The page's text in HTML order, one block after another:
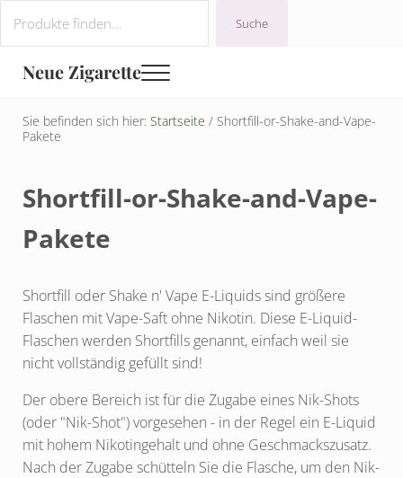
Suche
Neue Zigarette Menü
Sie befinden sich hier: Startseite /Shortfill-or-Shake-and-Vape-
Pakete
Shortfill-or-Shake-and-Vape-
Pakete
Shortfill oder Shake n' Vape E-Liquids sind größere
Flaschen mit Vape-Saft ohne Nikotin. Diese E-Liquid-
Flaschen werden Shortfills genannt, einfach weil sie
nicht vollständig gefüllt sind!
Der obere Bereich ist für die Zugabe eines Nik-Shots
(oder "Nik-Shot") vorgesehen - in der Regel ein E-Liquid
mit hohem Nikotingehalt und ohne Geschmackszusatz.
Nach der Zugabe schütteln Sie die Flasche, um den Nik-